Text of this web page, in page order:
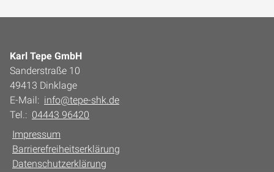
Karl Tepe GmbH
Sanderstraße 10
49413 Dinklage
E-Mail: info@tepe-shk.de
Tel.: 04443 96420
Impressum
Barrierefreiheitserklärung
Datenschutzerklärung